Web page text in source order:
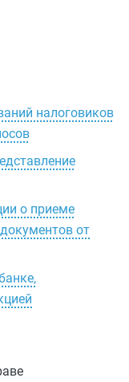
налоговиков
о приеме
от